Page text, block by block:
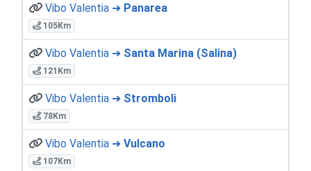
Vibo Valentia ➜ Panarea
105Km
Vibo Valentia ➜ Santa Marina (Salina)
121Km
Vibo Valentia ➜ Stromboli
78Km
Vibo Valentia ➜ Vulcano
107Km